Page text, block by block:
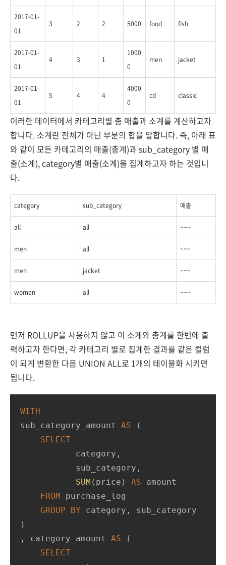
2017-01-
01
3 2 2 5000 food fish
2017-01-
01
4 3 1
1000
0
men jacket
2017-01-
01
5 4 4
4000
0
cd classic
이러한 데이터에서 카테고리별 총 매출과 소계를 계산하고자
합니다. 소계란 전체가 아닌 부분의 합을 말합니다. 즉, 아래 표
와 같이 모든 카테고리의 매출(총계)과 sub_category 별 매
출(소계), category별 매출(소계)을 집계하고자 하는 것입니
다.
category sub_category 매출
all all ~~~
men all ~~~
men jacket ~~~
women all ~~~
먼저 ROLLUP을 사용하지 않고 이 소계와 총계를 한번에 출
력하고자 한다면, 각 카테고리 별로 집계한 결과를 같은 컬럼
이 되게 변환한 다음 UNION ALL로 1개의 테이블화 시키면
됩니다.
WITH
sub_category_amount AS (
SELECT
SUM (price) AS amount
FROM purchase_log
GROUP
BY category, sub_category
)
, category_amount AS (
SELECT